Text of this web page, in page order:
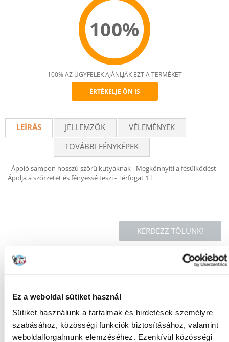
Ez a weboldal sütiket használ
Sütiket használunk a tartalmak és hirdetések személyre
szabásához, közösségi funkciók biztosításához, valamint
weboldalforgalmunk elemzéséhez. Ezenkívül közösségi
100%
Recommend
100% AZ ÜGYFELEK AJÁNLJÁK EZT A TERMÉKET
ÉRTÉKELJE ÖN IS
LEÍRÁS JELLEMZŐK
VÉLEMÉNYEK
TOVÁBBI FÉNYKÉPEK
- Ápoló sampon hosszú szőrű kutyáknak - Megkönnyíti a fésülködést -
Ápolja a szőrzetet és fényessé teszi - Térfogat 1 l
KÉRDEZZ TŐLÜNK!
Gyakori Kérdések (GYIK)
FAJTA: Do długiej sierści
Tulajdonságok